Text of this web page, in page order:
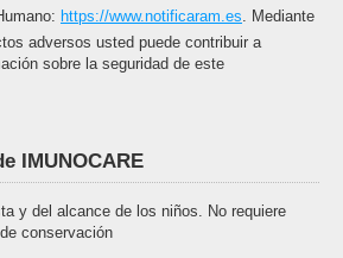
https://www.notificaram.es. Mediante
adversos usted puede contribuir a
sobre la seguridad de este
IMUNOCARE
y del alcance de los niños. No requiere
conservación